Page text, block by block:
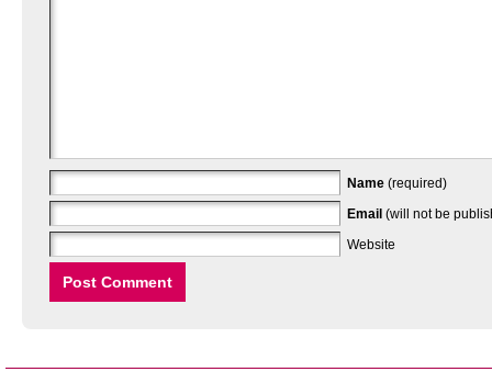
Name (required)
Email (will not be
Website